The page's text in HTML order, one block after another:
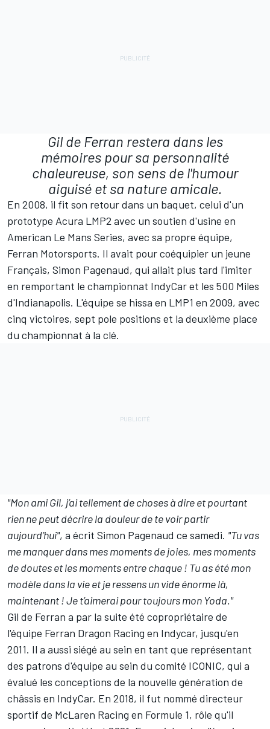
Gil de Ferran restera dans les
mémoires pour sa personnalité
chaleureuse, son sens de l'humour
aiguisé et sa nature amicale.
En 2008, il fit son retour dans un baquet, celui d'un
prototype Acura LMP2 avec un soutien d'usine en
American Le Mans Series, avec sa propre équipe,
Ferran Motorsports. Il avait pour coéquipier un jeune
Français, Simon Pagenaud, qui allait plus tard l'imiter
en remportant le championnat IndyCar et les 500 Miles
d'Indianapolis. L'équipe se hissa en LMP1 en 2009, avec
cinq victoires, sept pole positions et la deuxième place
du championnat à la clé.
"Mon ami Gil, j’ai tellement de choses à dire et pourtant
rien ne peut décrire la douleur de te voir partir
aujourd’hui", a écrit Simon Pagenaud ce samedi. "Tu vas
me manquer dans mes moments de joies, mes moments
de doutes et les moments entre chaque ! Tu as été mon
modèle dans la vie et je ressens un vide énorme là,
maintenant ! Je t’aimerai pour toujours mon Yoda."
Gil de Ferran a par la suite été copropriétaire de
l'équipe Ferran Dragon Racing en Indycar, jusqu'en
2011. Il a aussi siégé au sein en tant que représentant
des patrons d'équipe au sein du comité ICONIC, qui a
évalué les conceptions de la nouvelle génération de
châssis en IndyCar. En 2018, il fut nommé directeur
sportif de McLaren Racing en Formule 1, rôle qu'il